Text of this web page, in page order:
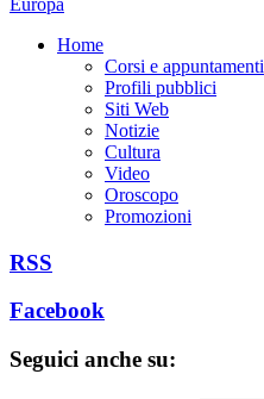
Home
Corsi e appuntamenti
Profili pubblici
Siti Web
Notizie
Cultura
Video
Oroscopo
Promozioni
RSS
Facebook
Seguici anche su: